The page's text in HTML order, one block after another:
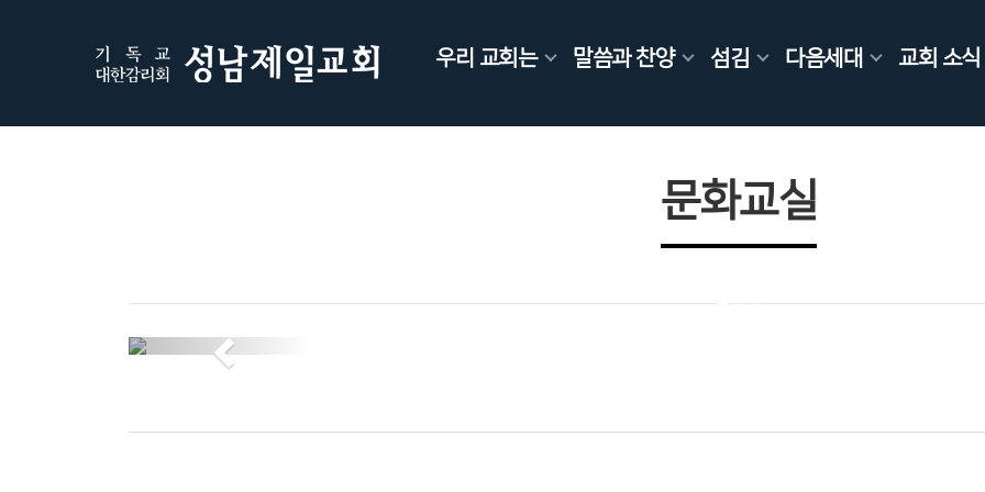
우리 교회는 말씀과 찬양 섬김 다음세대 교회 소식
문화교실
Previous